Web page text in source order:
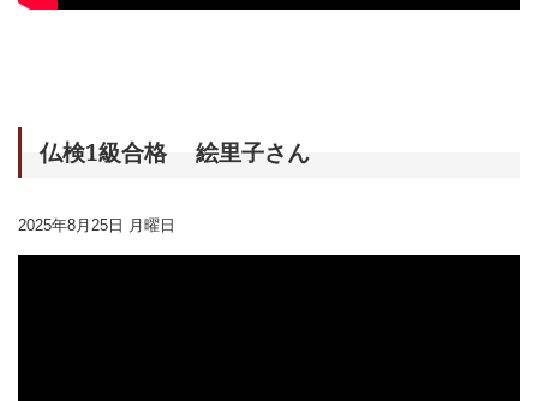
仏検1級合格 絵里子さん
2025年8月25日 月曜日